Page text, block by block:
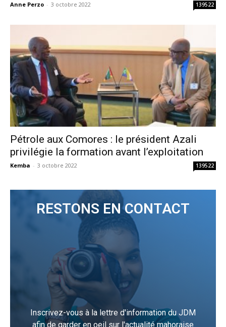
Anne Perzo - 3 octobre 2022 139522
Pétrole aux Comores : le président Azali
privilégie la formation avant l’exploitation
Kemba - 3 octobre 2022 139522
RESTONS EN CONTACT
Inscrivez-vous à la lettre d'information du JDM
afin de garder en oeil sur l'actualité mahoraise